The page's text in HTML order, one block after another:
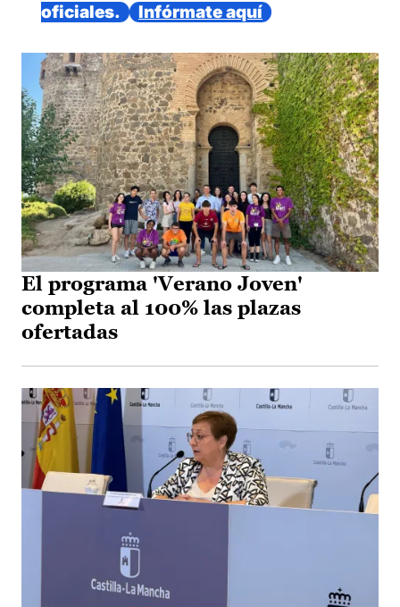
oficiales.
Infórmate aquí
El programa 'Verano Joven'
completa al 100% las plazas
ofertadas